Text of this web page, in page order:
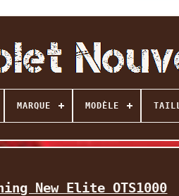
MARQUE MODÈLE
New Elite OTS1000